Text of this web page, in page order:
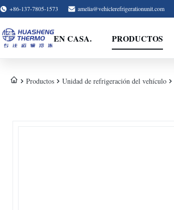
+86-137-7805-1573 amelia@vehiclerefrigerationunit.com
EN CASA. PRODUCTOS
Productos Unidad de refrigeración del vehículo